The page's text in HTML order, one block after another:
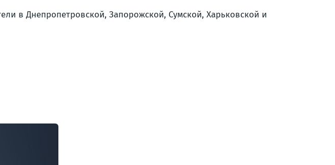
в Днепропетровской, Запорожской, Сумской, Харьковской и